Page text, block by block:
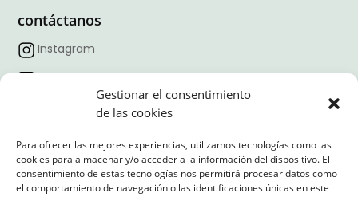
Gestionar el consentimiento
de las cookies
Para ofrecer las mejores experiencias, utilizamos tecnologías como las
cookies para almacenar y/o acceder a la información del dispositivo. El
consentimiento de estas tecnologías nos permitirá procesar datos como
el comportamiento de navegación o las identificaciones únicas en este
contáctanos
Instagram
Facebook
Linkedin
Horario:09:00 – 18:00
Correo:contacto@nexointeriores.com